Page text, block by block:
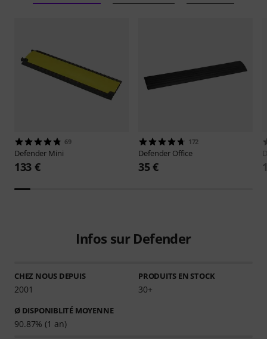
69
Defender Mini
133 €
172
Defender Office
35 €
Infos sur Defender
CHEZ NOUS DEPUIS
2001
PRODUITS EN STOCK
30+
Ø DISPONIBLITÉ MOYENNE
90.87% (1 an)